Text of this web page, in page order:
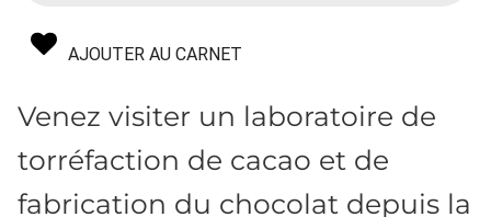
AJOUTER AU CARNET
Venez visiter un laboratoire de
torréfaction de cacao et de
fabrication du chocolat depuis la